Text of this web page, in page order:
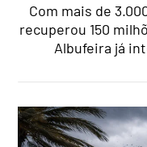
Com mais de
recuperou 150
Albufeira já